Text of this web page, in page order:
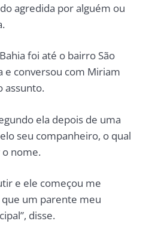
agredida por alguém ou
foi até o bairro São
e conversou com Miriam
assunto.
ela depois de uma
seu companheiro, o qual
o nome.
e ele começou me
um parente meu
disse.